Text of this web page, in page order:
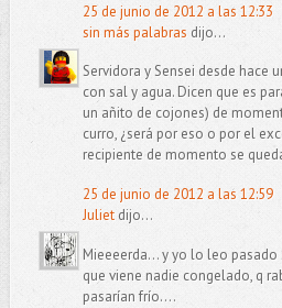
25 de junio de 2012 a las 12:33
sin más palabras dijo...
Servidora y Sensei desde hace
con sal y agua. Dicen que es
un añito de cojones) de
curro, ¿será por eso o por el
recipiente de momento se
25 de junio de 2012 a las 12:59
Julietdijo...
Mieeeerda... y yo lo leo pasado
que viene nadie congelado, q
pasarían frío....